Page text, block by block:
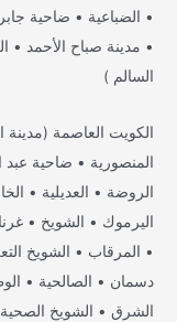
• الضباعية • ضاحية
• مدينة صباح الأحمد •
السالم )
الكويت العاصمة (مدينة
المنصورية • ضاحية عبد
الروضة • العديلية •
اليرموك • الشويخ •
• المرقاب • الشويخ
دسمان • الصالحية •
الشرق • الشويخ الصحية